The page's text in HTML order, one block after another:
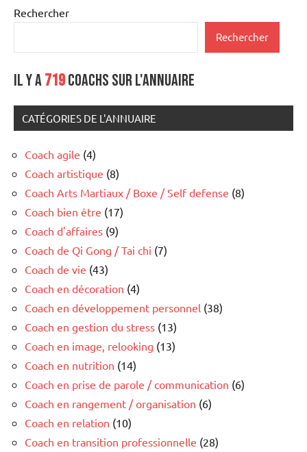
Rechercher
Rechercher
Il y a719coachs sur l'annuaire
CATÉGORIES DE L'ANNUAIRE
Coach agile (4)
Coach artistique (8)
Coach Arts Martiaux / Boxe / Self defense (8)
Coach bien être (17)
Coach d'affaires (9)
Coach de Qi Gong / Tai chi (7)
Coach de vie (43)
Coach en décoration (4)
Coach en développement personnel (38)
Coach en gestion du stress (13)
Coach en image, relooking (13)
Coach en nutrition (14)
Coach en prise de parole / communication (6)
Coach en rangement / organisation (6)
Coach en relation (10)
Coach en transition professionnelle (28)